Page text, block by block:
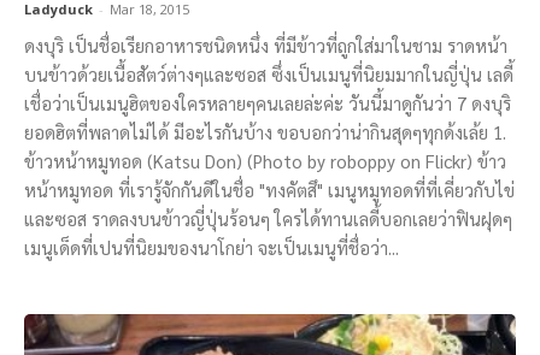
Ladyduck - Mar 18, 2015
ดงบุริ เป็นชื่อเรียกอาหารชนิดหนึ่ง ที่มีข้าวที่ถูกใส่มาในชาม ราดหน้า
บนข้าวด้วยเนื้อสัตว์ต่างๆและซอส ซึ่งเป็นเมนูที่นิยมมากในญี่ปุ่น เลดี้
เชื่อว่าเป็นเมนูฮิตของใครหลายๆคนเลยล่ะค่ะ วันนี้มาดูกันว่า 7 ดงบุริ
ยอดฮิตที่พลาดไม่ได้ มีอะไรกันบ้าง ขอบอกว่าน่ากินสุดๆทุกด้งเล้ย 1.
ข้าวหน้าหมูทอด (Katsu Don) (Photo by roboppy on Flickr) ข้าว
หน้าหมูทอด ที่เรารู้จักกันดีในชื่อ "ทงคัตสึ" เมนูหมูทอดที่ที่เคี่ยวกับไข่
และซอส ราดลงบนข้าวญี่ปุ่นร้อนๆ ใครได้ทานเลดี้บอกเลยว่าฟินฝุดๆ
เมนูเด็ดที่เปนที่นิยมของนาโกย่า จะเป็นเมนูที่ชื่อว่า...